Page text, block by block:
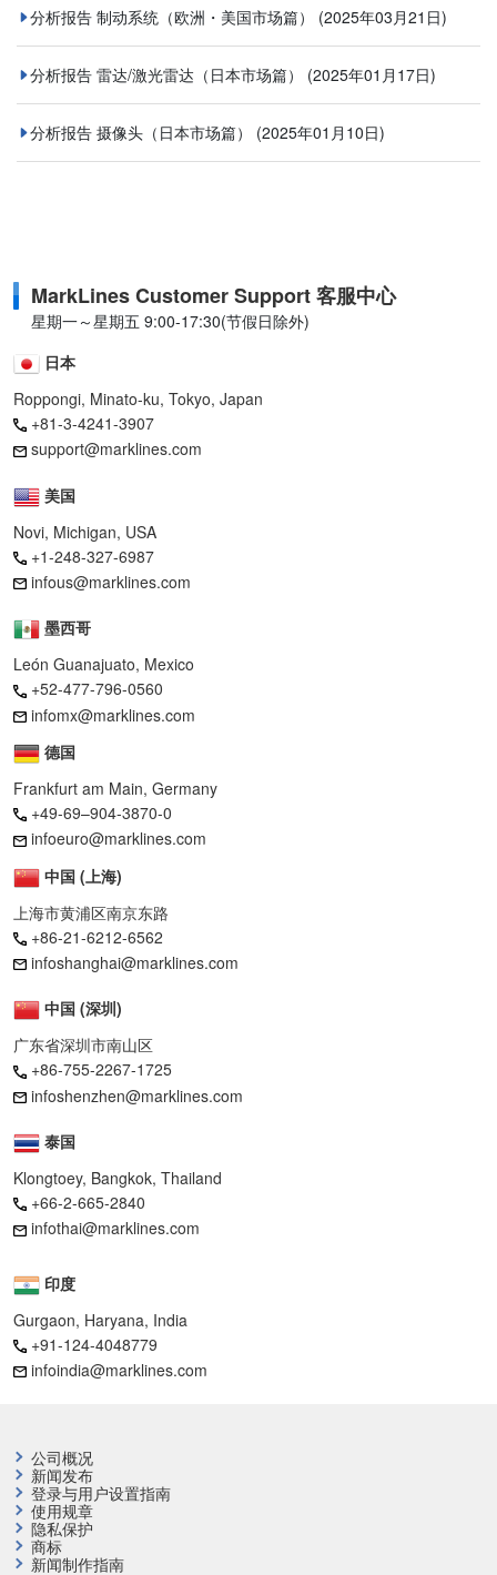
分析报告 制动系统（欧洲・美国市场篇） (2025年03月21日)
分析报告 雷达/激光雷达（日本市场篇） (2025年01月17日)
分析报告 摄像头（日本市场篇） (2025年01月10日)
MarkLines Customer Support 客服中心
星期一～星期五 9:00-17:30(节假日除外)
日本
Roppongi, Minato-ku, Tokyo, Japan
+81-3-4241-3907
support@marklines.com
美国
Novi, Michigan, USA
+1-248-327-6987
infous@marklines.com
墨西哥
León Guanajuato, Mexico
+52-477-796-0560
infomx@marklines.com
德国
Frankfurt am Main, Germany
+49-69–904-3870-0
infoeuro@marklines.com
中国 (上海)
上海市黄浦区南京东路
+86-21-6212-6562
infoshanghai@marklines.com
中国 (深圳)
广东省深圳市南山区
+86-755-2267-1725
infoshenzhen@marklines.com
泰国
Klongtoey, Bangkok, Thailand
+66-2-665-2840
infothai@marklines.com
印度
Gurgaon, Haryana, India
+91-124-4048779
infoindia@marklines.com
公司概况
新闻发布
登录与用户设置指南
使用规章
隐私保护
商标
新闻制作指南